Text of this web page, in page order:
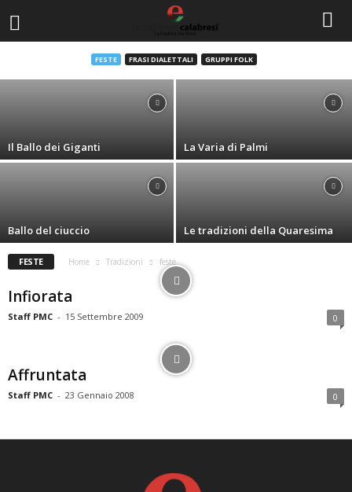
FESTE FRASI DIALETTALI GRUPPI FOLK
Le tradizioni del folclore
2 Dicembre 2010
Il Ballo dei Giganti La Varia di Palmi
Ballo del ciuccio Le tradizioni della Quaresima
FESTE Home Tradizioni feste
Infiorata
Staff PMC - 15 Settembre 2009 0
Affruntata
Staff PMC - 23 Gennaio 2008 0